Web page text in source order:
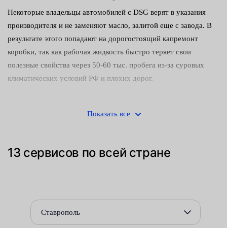
Некоторые владельцы автомобилей с DSG верят в указания
производителя и не заменяют масло, залитой еще с завода. В
результате этого попадают на дорогостоящий капремонт
коробки, так как рабочая жидкость быстро теряет свои
полезные свойства через 50-60 тыс. пробега из-за суровых
климатических условий РФ и плохих дорог.
предотвращение избыточного трения и истирания деталей
очистка от сторонних примесей и мелких металлических
более густой состав, который лучше удерживается на
поверхности деталей.
Показать все
13 сервисов по всей стране
Ставрополь